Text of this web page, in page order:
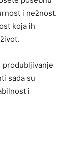
i nežnost.
koja ih
produbljivanje
sada su
i